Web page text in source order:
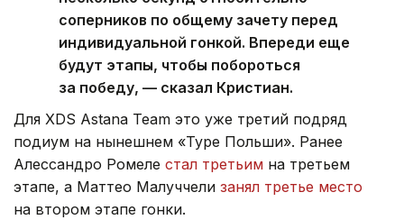
соперников по общему зачету перед
индивидуальной гонкой. Впереди еще
будут этапы, чтобы побороться
за победу, — сказал Кристиан.
Для XDS Astana Team это уже третий подряд
подиум на нынешнем «Туре Польши». Ранее
Алессандро Ромеле стал третьим на третьем
этапе, а Маттео Малуччели занял третье место
на втором этапе гонки.